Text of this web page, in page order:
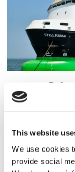
This website
We use cookies
provide social
ESL
egen